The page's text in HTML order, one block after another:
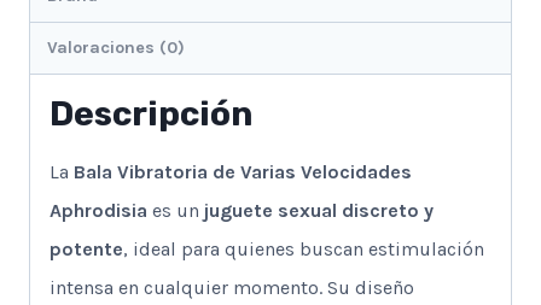
Valoraciones (0)
Descripción
La Bala Vibratoria de Varias Velocidades
Aphrodisia es un juguete sexual discreto y
potente, ideal para quienes buscan estimulación
intensa en cualquier momento. Su diseño